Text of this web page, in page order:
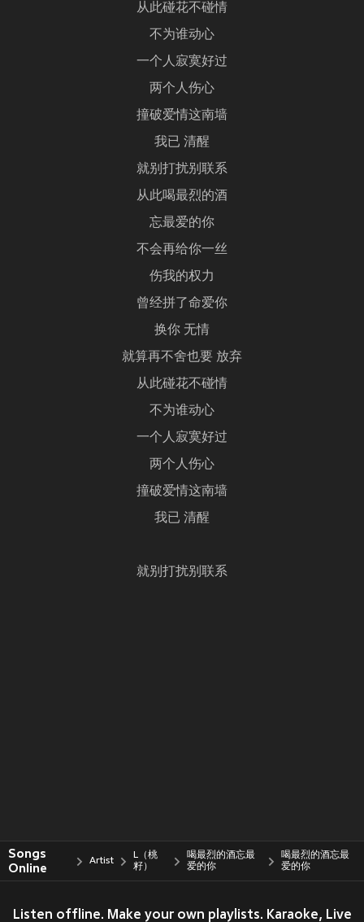
从此碰花不碰情
不为谁动心
一个人寂寞好过
两个人伤心
撞破爱情这南墙
我已 清醒
就别打扰别联系
从此喝最烈的酒
忘最爱的你
不会再给你一丝
伤我的权力
曾经拼了命爱你
换你 无情
就算再不舍也要 放弃
从此碰花不碰情
不为谁动心
一个人寂寞好过
两个人伤心
撞破爱情这南墙
我已 清醒
就别打扰别联系
Songs
Online
Artist
L（桃
籽）
喝最烈的酒忘最
爱的你
喝最烈的酒忘最
爱的你
Listen offline. Make your own playlists. Karaoke, Live